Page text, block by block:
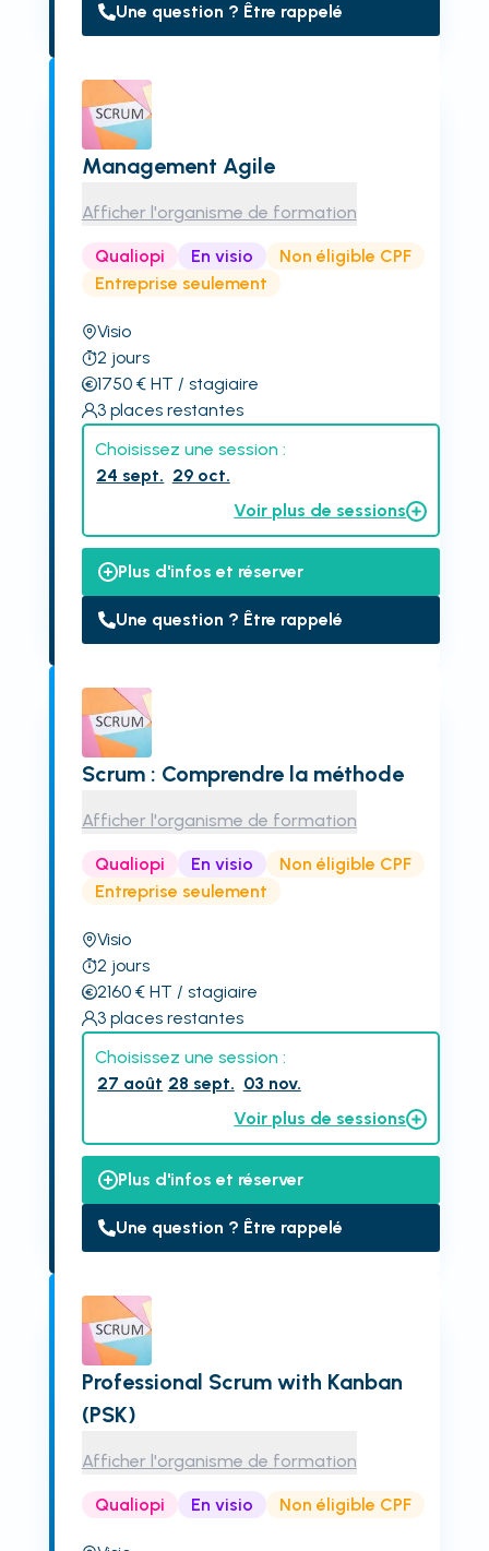
Une question ? Être rappelé
Management Agile
Afficher l'organisme de formation
Qualiopi En visio
Non éligible CPF
Entreprise seulement
Visio
2 jours
1750€ HT / stagiaire
3 places restantes
Choisissez une session :
24 sept. 29 oct.
Voir plus de sessions
Plus d'infos et réserver
Une question ? Être rappelé
Scrum : Comprendre la méthode
Afficher l'organisme de formation
Qualiopi En visio
Non éligible CPF
Entreprise seulement
Visio
2 jours
2160€ HT / stagiaire
3 places restantes
Choisissez une session :
27 août 28 sept. 03 nov.
Voir plus de sessions
Plus d'infos et réserver
Une question ? Être rappelé
Professional Scrum with Kanban
(PSK)
Afficher l'organisme de formation
Qualiopi En visio Non éligible CPF